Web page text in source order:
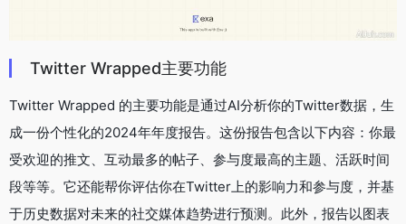
Twitter Wrapped主要功能
Twitter Wrapped 的主要功能是通过AI分析你的Twitter数据，生
成一份个性化的2024年年度报告。这份报告包含以下内容：你最
受欢迎的推文、互动最多的帖子、参与度最高的主题、活跃时间
段等等。它还能帮你评估你在Twitter上的影响力和参与度，并基
于历史数据对未来的社交媒体趋势进行预测。此外，报告以图表